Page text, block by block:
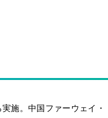
施。中国ファーウェイ・